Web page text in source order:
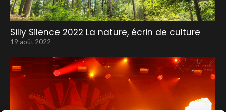
Silly Silence 2022 La nature, écrin de culture
19 août 2022